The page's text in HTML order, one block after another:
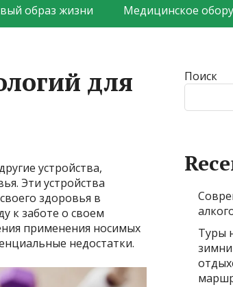
образ жизни Медицинское
для
устройства,
Эти устройства
здоровья в
к заботе о своем
применения носимых
недостатки.
Поиск
Туры